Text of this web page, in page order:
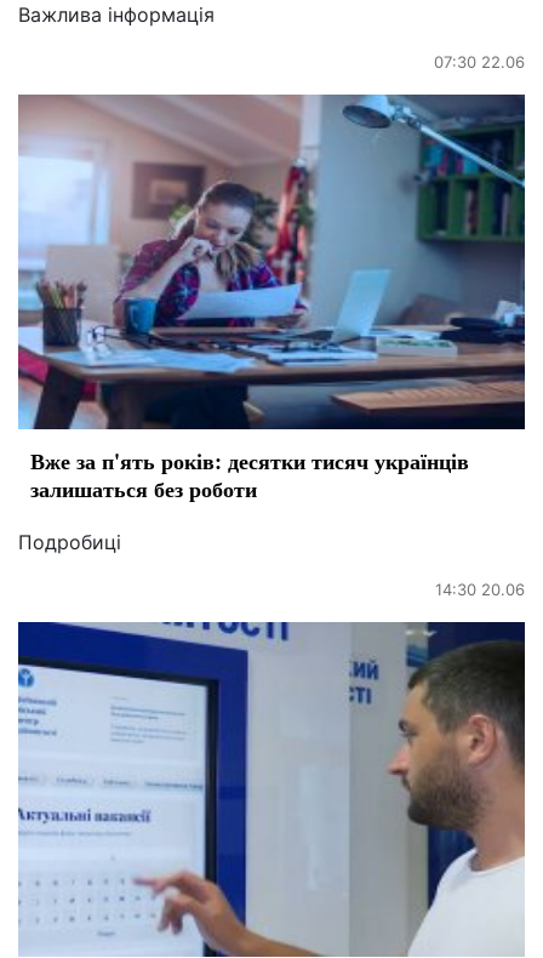
Важлива інформація
07:30 22.06
Вже за п'ять років: десятки тисяч українців
залишаться без роботи
Подробиці
14:30 20.06